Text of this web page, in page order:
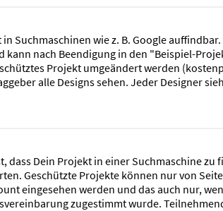
Suchmaschinen wie z. B. Google
kann nach Beendigung in den "Beispiel-
Projekt umgeändert werden
alle Designs sehen. Jeder Designer
dass Dein Projekt in einer Suchmaschine zu
Geschützte Projekte können nur von
eingesehen werden und das auch nur,
zugestimmt wurde.